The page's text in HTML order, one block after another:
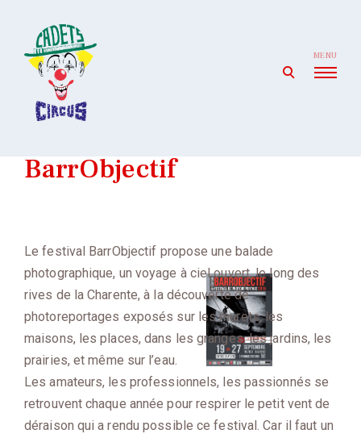
content
open
MENU
BarrObjectif
Le festival BarrObjectif propose une balade
photographique, un voyage à ciel ouvert, le long des
rives de la Charente, à la découverte de
photoreportages exposés sur les murets, les
maisons, les places, dans les granges, les jardins, les
prairies, et même sur l’eau.
Les amateurs, les professionnels, les passionnés se
retrouvent chaque année pour respirer le petit vent de
déraison qui a rendu possible ce festival. Car il faut un